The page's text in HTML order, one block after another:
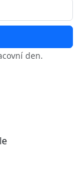
den.